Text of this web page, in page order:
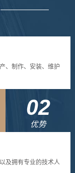
、制作、安装、维护
02
优势
及拥有专业的技术人